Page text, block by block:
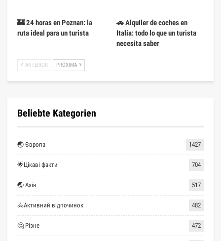
🏰 24 horas en Poznan: la
ruta ideal para un turista
🚗 Alquiler de coches en
Italia: todo lo que un turista
necesita saber
ANTERIOR PRÓXIMA
Beliebte Kategorien
🌏 Європа 1427
🌟Цікаві факти 704
🌏 Азія 517
🚴Активний відпочинок 482
🤔 Різне 472